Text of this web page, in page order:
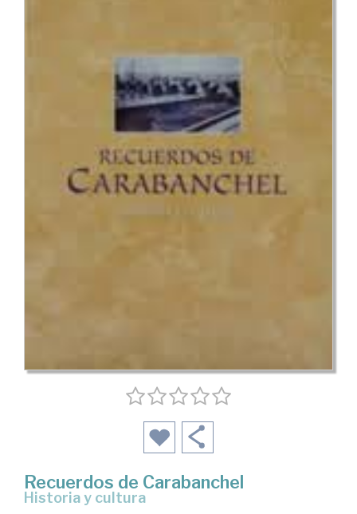
Recuerdos de Carabanchel
historia y cultura